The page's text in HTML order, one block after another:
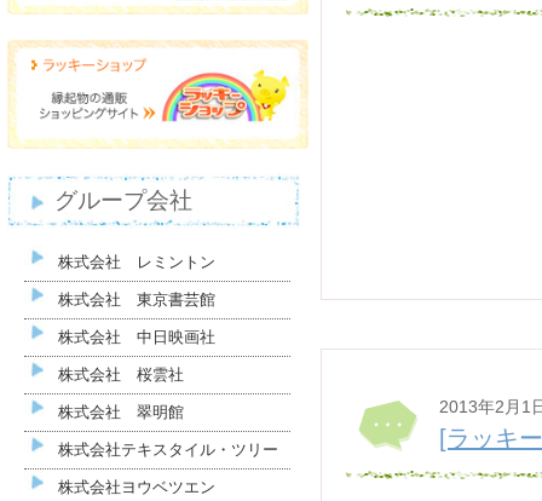
グループ会社
株式会社 レミントン
株式会社 東京書芸館
株式会社 中日映画社
株式会社 桜雲社
株式会社 翠明館
株式会社テキスタイル・ツリー
株式会社ヨウベツエン
2013年2月1
[ラッキ